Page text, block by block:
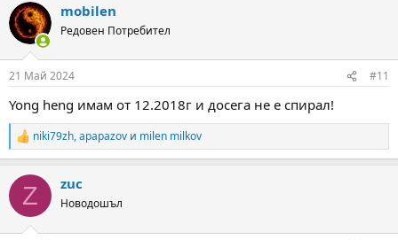
mobilen
Редовен Потребител
21 Май 2024 #11
Yong heng имам от 12.2018г и досега не е спирал!
R
e
c
i
niki79zh,apapazov и milen milkov
Z zuc
Новодошъл